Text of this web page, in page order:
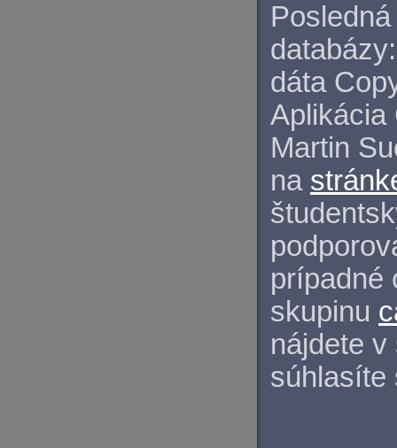
databázy:
dáta
Aplikácia
Martin
na
prípadné
skupinu
nájdete